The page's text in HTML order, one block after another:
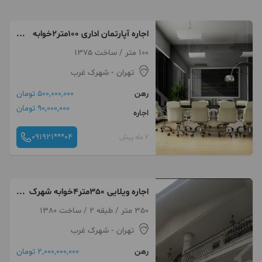
اجاره آپارتمان اداری 100متر2خوابه
دادمان100 متر / ساخت 1375
تهران - شهرک غرب
رهن
500,000,000 تومان
اجاره
90,000,000 تومان
2 ماه پیش 091921***04
اجاره ویلایی 350متر4خوابه شهرک
غرب (موقعیت اداری)
350 متر / طبقه 2 / ساخت 1380
تهران - شهرک غرب
رهن
2,000,000,000 تومان